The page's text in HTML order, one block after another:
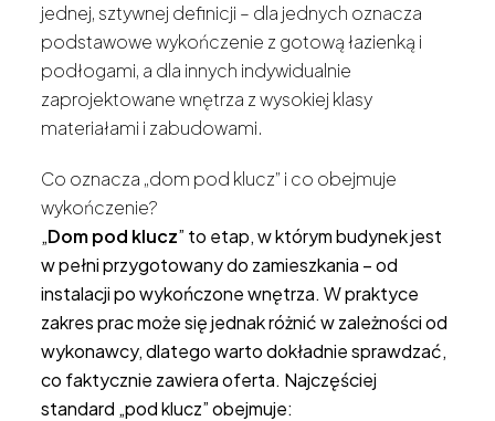
jednej, sztywnej definicji – dla jednych oznacza
podstawowe wykończenie z gotową łazienką i
podłogami, a dla innych indywidualnie
zaprojektowane wnętrza z wysokiej klasy
materiałami i zabudowami.
Co oznacza „dom pod klucz” i co obejmuje
wykończenie?
„Dom pod klucz” to etap, w którym budynek jest
w pełni przygotowany do zamieszkania – od
instalacji po wykończone wnętrza. W praktyce
zakres prac może się jednak różnić w zależności od
wykonawcy, dlatego warto dokładnie sprawdzać,
co faktycznie zawiera oferta. Najczęściej
standard „pod klucz” obejmuje: